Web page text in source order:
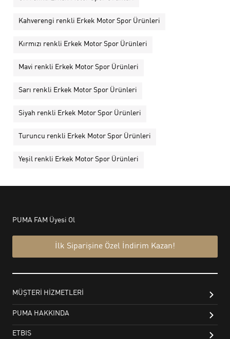
Kahverengi renkli Erkek Motor Spor Ürünleri
Kırmızı renkli Erkek Motor Spor Ürünleri
Mavi renkli Erkek Motor Spor Ürünleri
Sarı renkli Erkek Motor Spor Ürünleri
Siyah renkli Erkek Motor Spor Ürünleri
Turuncu renkli Erkek Motor Spor Ürünleri
Yeşil renkli Erkek Motor Spor Ürünleri